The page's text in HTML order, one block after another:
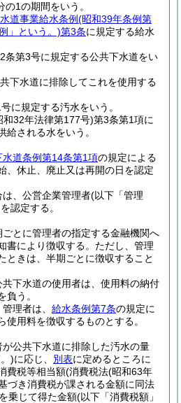
1の期間をいう。
道事業給水条例(昭和39年条例第
」という。)第3条に規定する給水
第3号に規定する公共下水道をい
下水道に排除してこれを使用する
に規定する汚水をいう。
和32年法律第177号)第3条第1項に
給される水をいう。
水道条例第14条第1項の規定による
、休止、廃止又は再開の日を認定
、公営企業管理者(以下「管理
認定する。
とに管理者の指定する金融機関へ
書により徴収する。 ただし、管理
ときは、半期ごとに徴収すること
下水道の使用者は、使用料の納付
負う。
理者は、 給水条例第7条の規定に
使用料を徴収するものとする。
公共下水道に排除した汚水の量
)に応じ、 別表に定めるところに
費税等相当額(消費税法(昭和63年
づき消費税が課される金額に同法
乗じて得た金額(以下「消費税額」